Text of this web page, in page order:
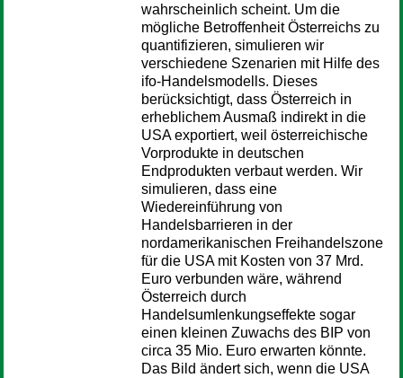
wahrscheinlich scheint. Um die
mögliche Betroffenheit Österreichs zu
quantifizieren, simulieren wir
verschiedene Szenarien mit Hilfe des
ifo-Handelsmodells. Dieses
berücksichtigt, dass Österreich in
erheblichem Ausmaß indirekt in die
USA exportiert, weil österreichische
Vorprodukte in deutschen
Endprodukten verbaut werden. Wir
simulieren, dass eine
Wiedereinführung von
Handelsbarrieren in der
nordamerikanischen Freihandelszone
für die USA mit Kosten von 37 Mrd.
Euro verbunden wäre, während
Österreich durch
Handelsumlenkungseffekte sogar
einen kleinen Zuwachs des BIP von
circa 35 Mio. Euro erwarten könnte.
Das Bild ändert sich, wenn die USA